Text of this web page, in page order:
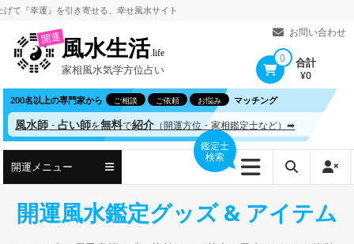
コ
ツ
へ
ス
ッ
運』を引き寄せる、幸せ風水サイト
お問い合わせ
開運風水生活.life
家相風水気学方位占い
0 合計
¥0
200名以上の専門家から ご相談 ご依頼 お悩み マッチング
風水師 ・占い師を無料で紹介 （開運方位・家相鑑定士など）➡
開運メニュー
鑑定士
検索
開運風水鑑定グッズ & アイテム